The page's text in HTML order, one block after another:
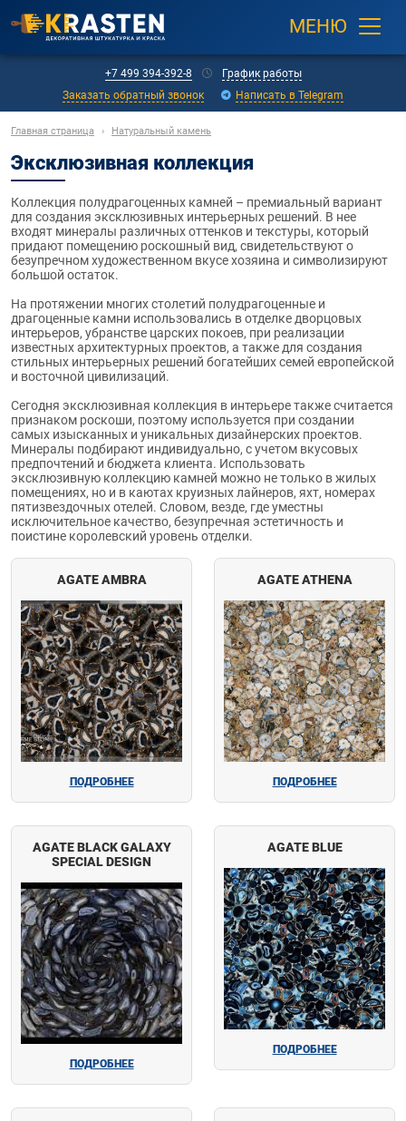
+7 499 394-392-8
График работы
Заказать обратный звонок
Написать в Telegram
МЕНЮ
Главная страница › Натуральный камень
Эксклюзивная коллекция
Коллекция полудрагоценных камней – премиальный вариант
для создания эксклюзивных интерьерных решений. В нее
входят минералы различных оттенков и текстуры, который
придают помещению роскошный вид, свидетельствуют о
безупречном художественном вкусе хозяина и символизируют
большой остаток.
На протяжении многих столетий полудрагоценные и
драгоценные камни использовались в отделке дворцовых
интерьеров, убранстве царских покоев, при реализации
известных архитектурных проектов, а также для создания
стильных интерьерных решений богатейших семей европейской
и восточной цивилизаций.
Сегодня эксклюзивная коллекция в интерьере также считается
признаком роскоши, поэтому используется при создании
самых изысканных и уникальных дизайнерских проектов.
Минералы подбирают индивидуально, с учетом вкусовых
предпочтений и бюджета клиента. Использовать
эксклюзивную коллекцию камней можно не только в жилых
помещениях, но и в каютах круизных лайнеров, яхт, номерах
пятизвездочных отелей. Словом, везде, где уместны
исключительное качество, безупречная эстетичность и
поистине королевский уровень отделки.
AGATE AMBRA
ПОДРОБНЕЕ
AGATE ATHENA
ПОДРОБНЕЕ
AGATE BLACK GALAXY
SPECIAL DESIGN
ПОДРОБНЕЕ
AGATE BLUE
ПОДРОБНЕЕ